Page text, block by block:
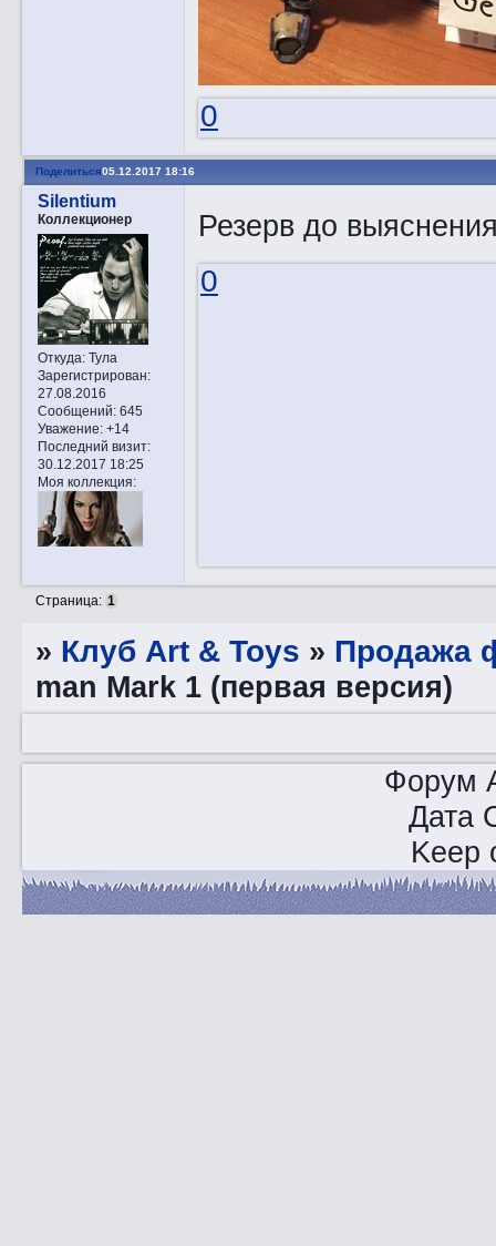
0
Поделиться05.12.2017 18:16
Silentium
Коллекционер
Откуда:Тула
Зарегистрирован:
27.08.2016
Сообщений:645
Уважение: +14
Последний визит:
30.12.2017 18:25
Моя коллекция:
Резерв до
0
Страница: 1
» Клуб Art & Toys » Продажа
man Mark 1 (первая версия)
Форум
Дата
Keep